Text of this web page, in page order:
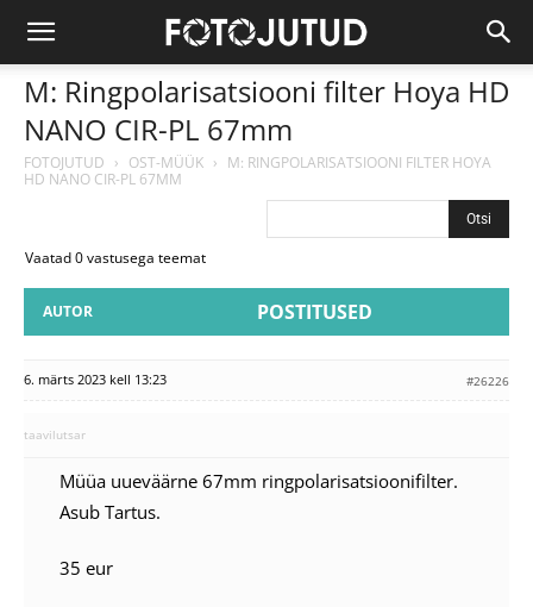
M: Ringpolarisatsiooni filter Hoya HD
NANO CIR-PL 67mm
FOTOJUTUD › OST-MÜÜK › M: RINGPOLARISATSIOONI FILTER HOYA
HD NANO CIR-PL 67MM
Vaatad 0 vastusega teemat
AUTOR POSTITUSED
6. märts 2023 kell 13:23 #26226
taavilutsar
Müüa uueväärne 67mm ringpolarisatsioonifilter.
Asub Tartus.
35 eur